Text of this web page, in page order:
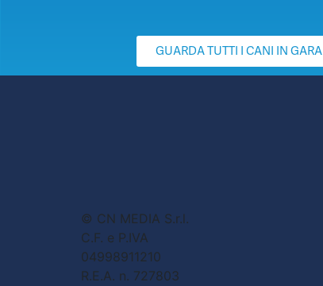
GUARDA TUTTI I CANI IN GARA
© CN MEDIA S.r.l.
C.F. e P.IVA
04998911210
R.E.A. n. 727803